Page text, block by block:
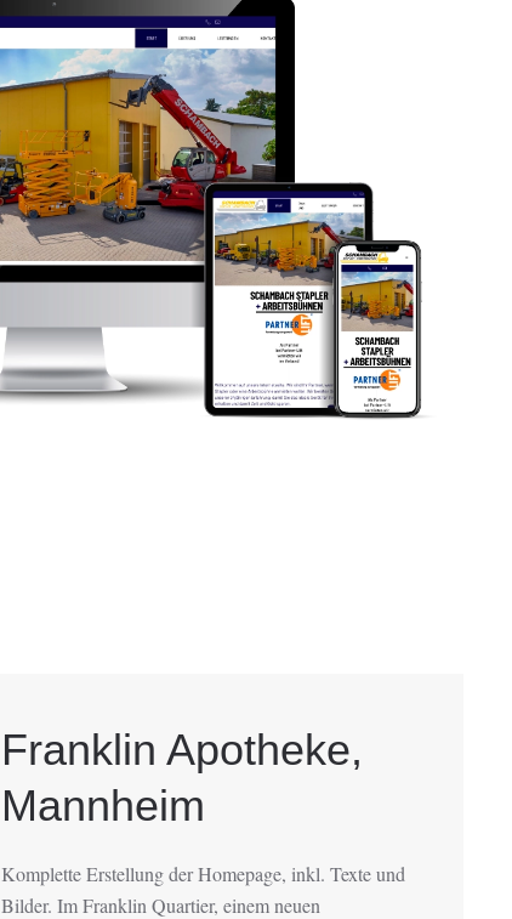
Franklin Apotheke,
Mannheim
Komplette Erstellung der Homepage, inkl. Texte und
Bilder. Im Franklin Quartier, einem neuen